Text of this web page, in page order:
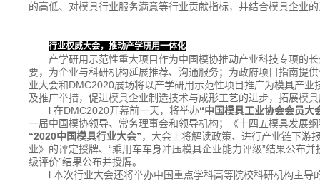
的高低、对模具行业服务满意等行业贡献指标，并结合模具企业
行业权威大会，推动产学研用一体化
产学研用示范性重大项目作为中国模协推动产业科技专项的
要，为企业与科研机构延展推荐、沟通服务；为政府项目指南提
业大会和DMC2020展场将以产学研用示范性项目推广为模具产
及推广举措，促进模具企业制造技术与成形工艺的进步，拓展模
l 在DMC2020开幕前一天，将举办“中国模具工业协会会员
一届中国模协领导、常务理事会和领导机构；《十四五模具发展
“2020中国模具行业大会”，大会上将解读政策、进行产业链下游
业》的评定授牌、“乘用车车身冲压模具企业能力评级”结果公布
级评价”结果公布并授牌。
l 本次行业大会还将举办中国重点学科高等院校科研机构主导